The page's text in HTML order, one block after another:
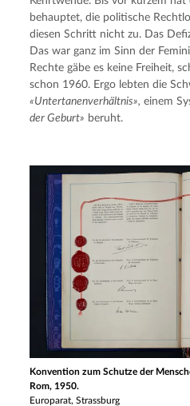
behauptet, die politische
diesen Schritt nicht zu. Das
Das war ganz im Sinn der
Rechte gäbe es keine Freiheit,
«Untertanenverhältnis», einem
der Geburt» beruht.
Konvention zum Schutze der
Rom, 1950.
Europarat, Strassburg